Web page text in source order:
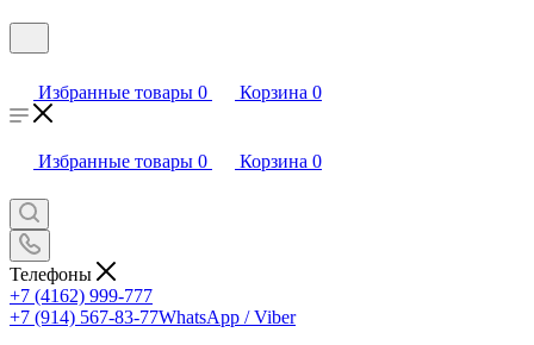
Избранные товары 0 Корзина 0
Избранные товары 0 Корзина 0
Телефоны
+7 (4162) 999-777
+7 (914) 567-83-77WhatsApp / Viber